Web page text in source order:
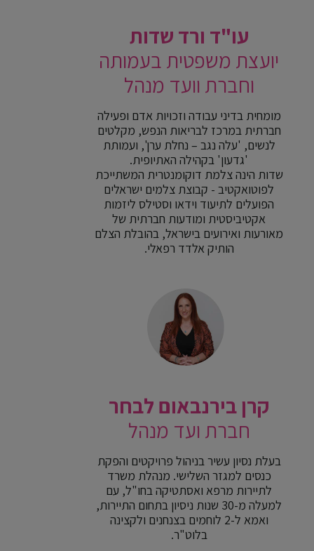
עו"ד ורד שדות
יועצת משפטית בעמותה
וחברת וועד מנהל
מומחית בדיני עבודה וזכויות אדם ופעילה
חברתית במרכז לבריאות הנפש, מקלטים
לנשים, 'עלה נגב – נחלת ערן', ועמותת
'גדעון' בקהילה האתיופית.
שדות הינה צלמת דוקומנטרית המשתייכת
לפוטואקטיב - קבוצת צלמים ישראלים
הפועלים לתיעוד וידאו וסטילס ליזמות
אקטיביסטית ומודעות חברתית של
מאורעות ואירועים בישראל, בהובלת הצלם
הותיק אלדד רפאלי.
קרן בירנבאום לבחר
חברת ועד מנהל
בעלת נסיון עשיר בניהול פרויקטים והפקת
כנסים למגזר השלישי. מנהלת משרד
לתיירות מרפא ואסתטיקה בחו"ל, עם
למעלה מ-30 שנות ניסיון בתחום התיירות,
ואמא ל-2 לוחמים בצנחנים ולקצינה
בלוט"ר.